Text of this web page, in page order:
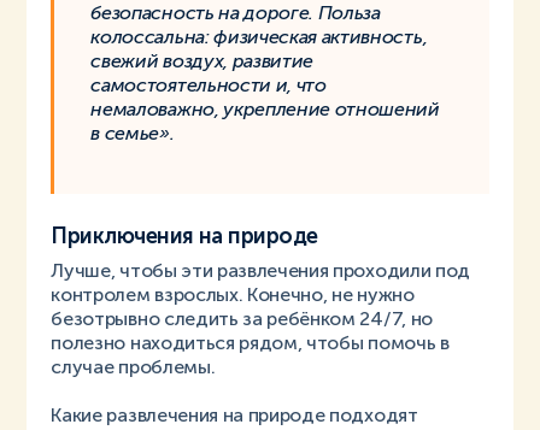
безопасность на дороге. Польза
колоссальна: физическая активность,
свежий воздух, развитие
самостоятельности и, что
немаловажно, укрепление отношений
в семье».
Приключения на природе
Лучше, чтобы эти развлечения проходили под
контролем взрослых. Конечно, не нужно
безотрывно следить за ребёнком 24/7, но
полезно находиться рядом, чтобы помочь в
случае проблемы.
Какие развлечения на природе подходят